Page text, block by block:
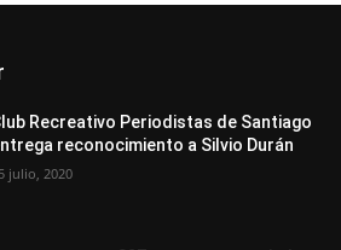
Recreativo Periodistas de Santiago
reconocimiento a Silvio Durán
julio, 2020